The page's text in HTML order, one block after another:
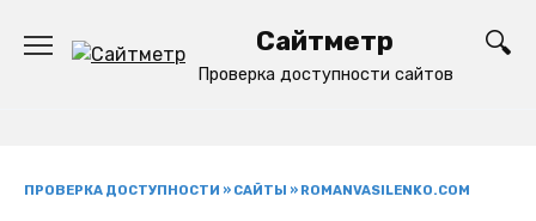
содержанию
Сайтметр
Проверка доступности сайтов
ПРОВЕРКА ДОСТУПНОСТИ » САЙТЫ » ROMANVASILENKO.COM